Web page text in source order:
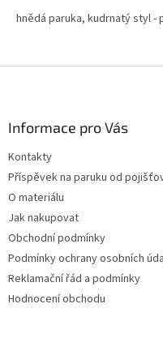
hnědá paruka, kudrnatý styl -
Informace pro Vás
Kontakty
Příspěvek na paruku od
O materiálu
Jak nakupovat
Obchodní podmínky
Podmínky ochrany osobních
Reklamační řád a podmínky
Hodnocení obchodu